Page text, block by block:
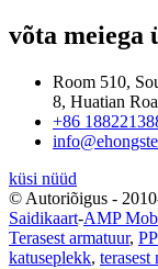
võta meiega
Room 510,
8, Huatian
+86
küsi nüüd
© Autoriõigus -
Saidikaart-AMP
Terasest armatuur,
katuseplekk, terasest